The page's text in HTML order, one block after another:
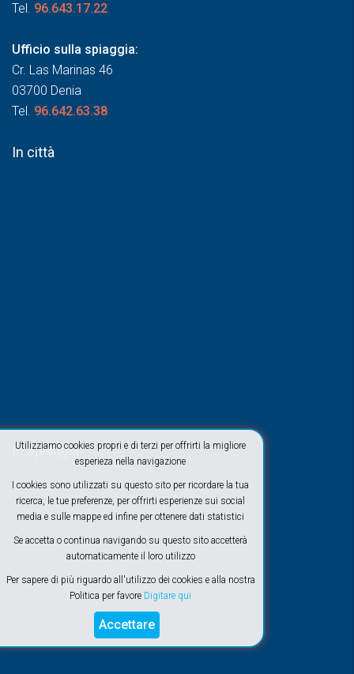
Utilizziamo cookies propri e di terzi per offrirti la migliore
esperieza nella navigazione
I cookies sono utilizzati su questo sito per ricordare la tua
ricerca, le tue preferenze, per offrirti esperienze sui social
media e sulle mappe ed infine per ottenere dati statistici
Se accetta o continua navigando su questo sito accetterà
automaticamente il loro utilizzo
Per sapere di più riguardo all'utilizzo dei cookies e alla nostra
Politica per favore Digitare qui
Accettare
Tel. 96.643.17.22
Ufficio sulla spiaggia:
Cr. Las Marinas 46
03700 Denia
Tel. 96.642.63.38
In città
In spiaggia